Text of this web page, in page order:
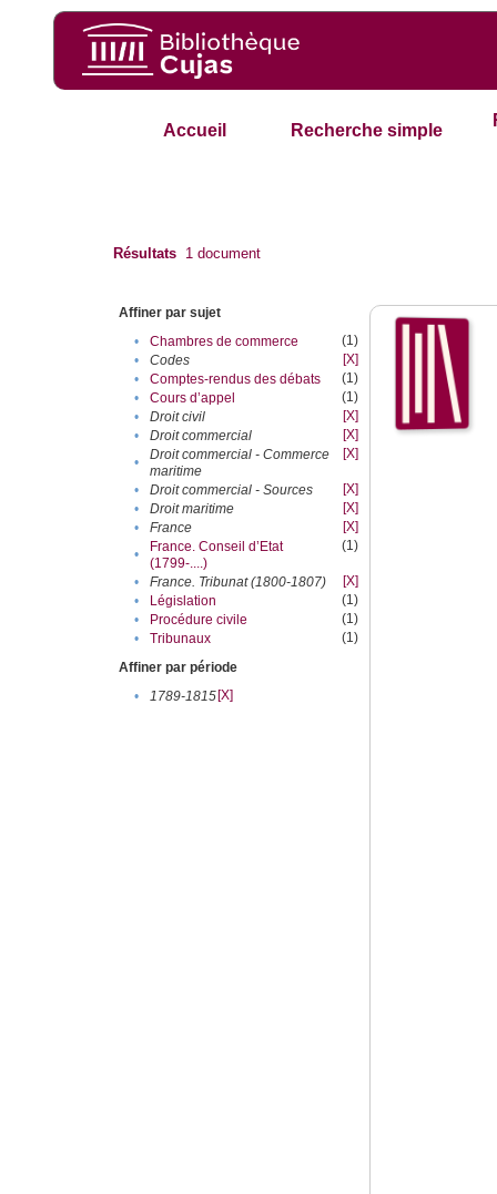
Accueil Recherche simple
Résultats 1 document
Affiner par sujet
•
Chambres de commerce
(1)
•
Codes
[X]
•
Comptes-rendus des débats
(1)
•
Cours d’appel
(1)
•
Droit civil
[X]
•
Droit commercial
[X]
•
Droit commercial - Commerce
maritime
[X]
• Droit commercial - Sources
[X]
•
Droit maritime
[X]
•
France
[X]
•
France. Conseil d’Etat
(1799-....)
(1)
• France. Tribunat (1800-1807)
[X]
•
Législation
(1)
•
Procédure civile
(1)
•
Tribunaux
(1)
Affiner par période
•
1789-1815[X]